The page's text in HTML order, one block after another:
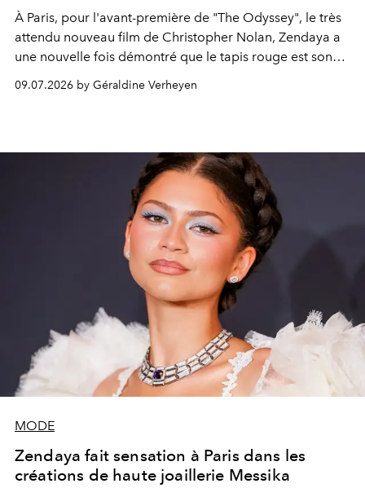
À Paris, pour l'avant-première de "The Odyssey", le très
attendu nouveau film de Christopher Nolan, Zendaya a
une nouvelle fois démontré que le tapis rouge est son
terrain d'expression privilégié. Fidèle à son statut de
reine incontestée du Method Dressing, l'actrice a fait
de confection.
09.07.2026 by Géraldine Verheyen
MODE
Zendaya fait sensation à Paris dans les
créations de haute joaillerie Messika